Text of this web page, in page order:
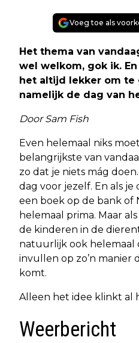
Voeg toe als
Het thema van
wel welkom, gok ik.
het altijd lekker om te
namelijk de dag van
Door Sam Fish
Even helemaal niks
belangrijkste van
zo dat je niets mág
dag voor jezelf. En als
een boek op de bank of
helemaal prima. Maar
de kinderen in de
natuurlijk ook helemaal
invullen op zo’n manier
komt.
Alleen het idee klinkt al
Weerbericht